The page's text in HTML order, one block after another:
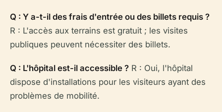
Q : Y a-t-il des frais d'entrée ou des billets requis ?
R : L'accès aux terrains est gratuit ; les visites
publiques peuvent nécessiter des billets.
Q : L'hôpital est-il accessible ? R : Oui, l'hôpital
dispose d'installations pour les visiteurs ayant des
problèmes de mobilité.